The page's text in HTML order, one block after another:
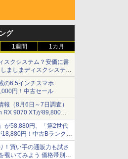
グ
1週間 1カ月
スクシステム？安価に書
ましまディスクシステ
の6.5インチスマホ
円！中古セール
報（8月6日～7日調査）
RX 9070 XTが89,800
対応の17型モニターが
セール ほか
が58,880円、「第2世代
円！中古Bランク品
！買い手の通販力も試さ
覗いてみよう 価格帯別に